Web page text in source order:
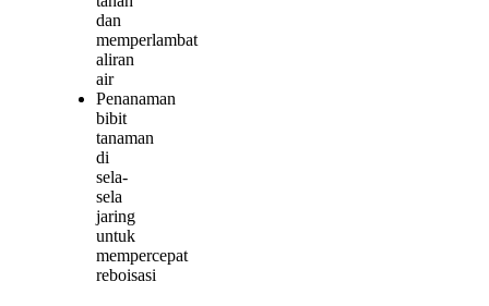
dan
memperlambat
aliran
air
Penanaman
bibit
tanaman
di
sela-
sela
jaring
untuk
mempercepat
reboisasi